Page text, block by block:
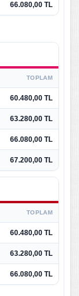
66.080,00 TL
TOPLAM
60.480,00 TL
63.280,00 TL
66.080,00 TL
67.200,00 TL
TOPLAM
60.480,00 TL
63.280,00 TL
66.080,00 TL